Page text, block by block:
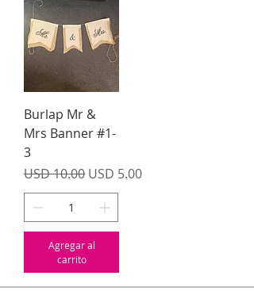
Burlap Mr &
Mrs Banner #1-
3
Precio
USD 10.00 Precio de oferta
USD 5.00
Agregar al
carrito